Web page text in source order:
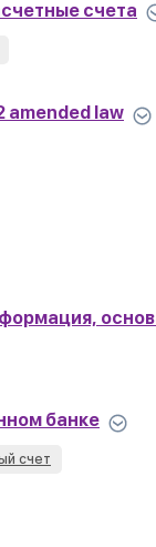
счета
amended law
банке
счет